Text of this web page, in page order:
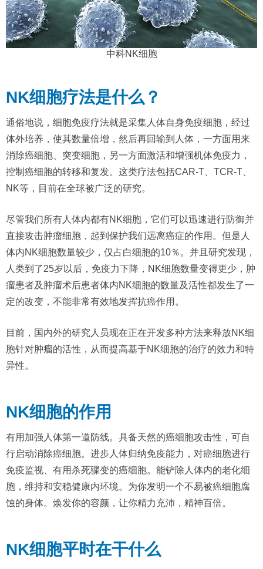
中科NK细胞
NK细胞疗法是什么？
通俗地说，细胞免疫疗法就是采集人体自身免疫细胞，经过
体外培养，使其数量倍增，然后再回输到人体，一方面用来
消除癌细胞、突变细胞，另一方面激活和增强机体免疫力，
控制癌细胞的转移和复发。这类疗法包括CAR-T、TCR-T、
NK等，目前在全球被广泛的研究。
尽管我们所有人体内都有NK细胞，它们可以迅速进行防御并
直接攻击肿瘤细胞，起到保护我们远离癌症的作用。但是人
体内NK细胞数量较少，仅占白细胞的10％。并且研究发现，
人类到了25岁以后，免疫力下降，NK细胞数量变得更少，肿
瘤患者及肿瘤术后患者体内NK细胞的数量及活性都发生了一
定的改变，不能非常有效地发挥抗癌作用。
目前，国内外的研究人员现在正在开发多种方法来释放NK细
胞针对肿瘤的活性，从而提高基于NK细胞的治疗的效力和特
异性。
NK细胞的作用
有用加强人体第一道防线。具备天然的癌细胞攻击性，可自
行启动消除癌细胞。进步人体归纳免疫能力，对癌细胞进行
免疫监视、有用杀死骤变的癌细胞。能铲除人体内的老化细
胞，维持和安稳健康内环境。为你发明一个不易被癌细胞腐
蚀的身体。焕发你的容颜，让你精力充沛，精神百倍。
NK细胞平时在干什么